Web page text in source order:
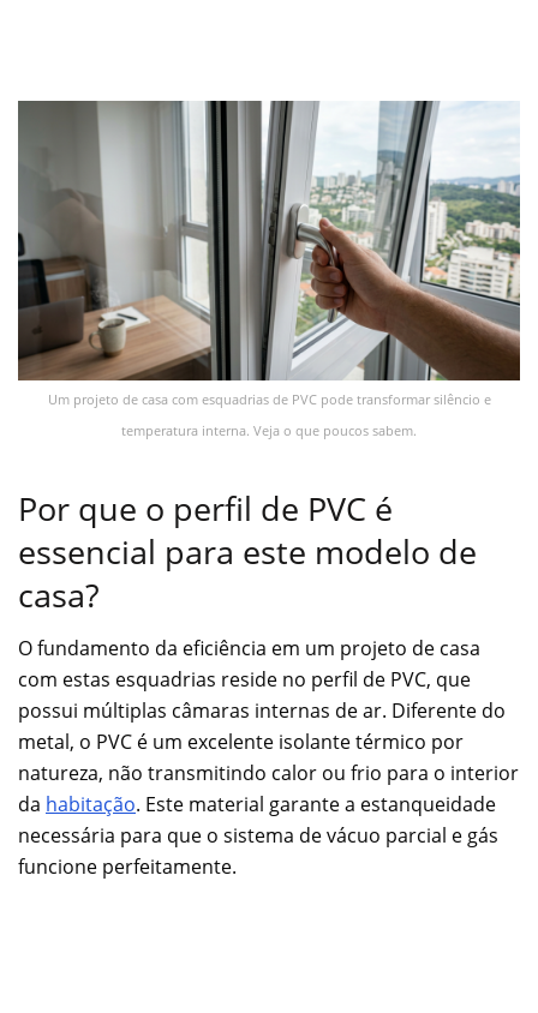
Um projeto de casa com esquadrias de PVC pode transformar silêncio e
temperatura interna. Veja o que poucos sabem.
Por que o perfil de PVC é
essencial para este modelo de
casa?
O fundamento da eficiência em um projeto de casa
com estas esquadrias reside no perfil de PVC, que
possui múltiplas câmaras internas de ar. Diferente do
metal, o PVC é um excelente isolante térmico por
natureza, não transmitindo calor ou frio para o interior
da habitação. Este material garante a estanqueidade
necessária para que o sistema de vácuo parcial e gás
funcione perfeitamente.